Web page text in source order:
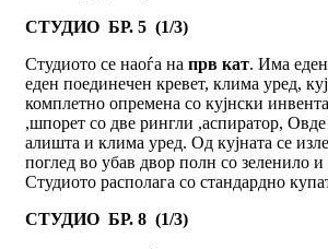
СТУДИО БР. 5 (1/3)
Студиото се наоѓа на прв кат. Има
еден поединечен кревет, клима уред,
комплетно опремена со кујнски
,шпорет со две рингли ,аспиратор,
алишта и клима уред. Од кујната се
поглед во убав двор полн со зеленило
Студиото располага со стандардно
СТУДИО БР. 8 (1/3)